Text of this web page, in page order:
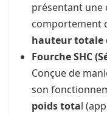
présentant une
comportement
hauteur totale
Fourche SHC
Conçue de
son
poids total